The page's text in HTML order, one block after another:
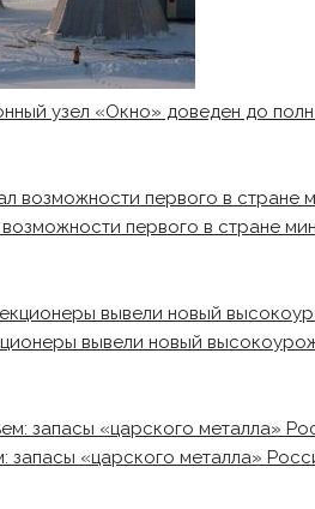
узел «Окно» доведен до
возможности первого в стране
вывели новый
запасы «царского металла»